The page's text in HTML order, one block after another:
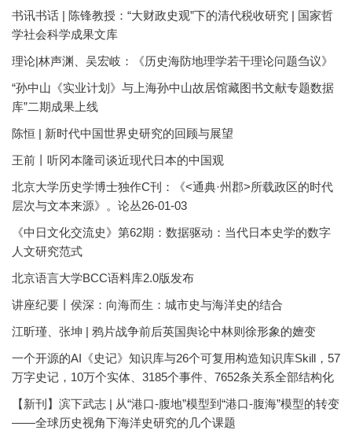
书讯书话 | 陈锋教授：“大财政史观”下的清代税收研究 | 国家哲
学社会科学成果文库
理论|林声渊、吴宏岐：《历史海防地理学若干理论问题刍议》
“孙中山《实业计划》与上海孙中山故居馆藏图书文献专题数据
库”二期成果上线
陈恒 | 新时代中国世界史研究的回顾与展望
王前丨听冈本隆司谈近现代日本的中国观
北京大学历史学博士独作C刊：《<通典·州郡>所载政区的时代
层次与文本来源》。论丛26-01-03
《中日文化交流史》第62期：数据驱动：当代日本史学的数字
人文研究范式
北京语言大学BCC语料库2.0版发布
讲座纪要丨侯深：向海而生：城市史与海洋史的结合
江昕瑾、张坤 | 鸦片战争前后英国舆论中林则徐形象的嬗变
一个开源的AI《史记》知识库与26个可复用构造知识库Skill，57
万字史记，10万个实体、3185个事件、7652条关系全部结构化
【新刊】滨下武志 | 从“港口-腹地”模型到“港口-腹海”模型的转变
——全球历史视角下海洋史研究的几个课题